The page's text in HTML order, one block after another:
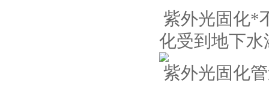
紫外光固化*
化受到地下
紫外光固化